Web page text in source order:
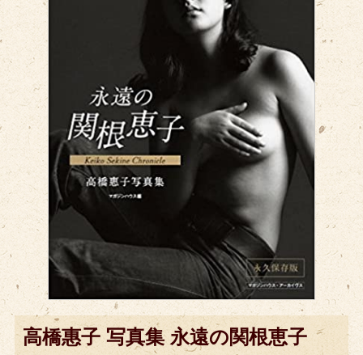
プ
高橋惠子 写真集 永遠の関根恵子